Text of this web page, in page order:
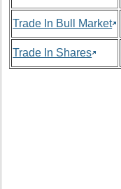
Trade In Bull Market
Trade In Shares